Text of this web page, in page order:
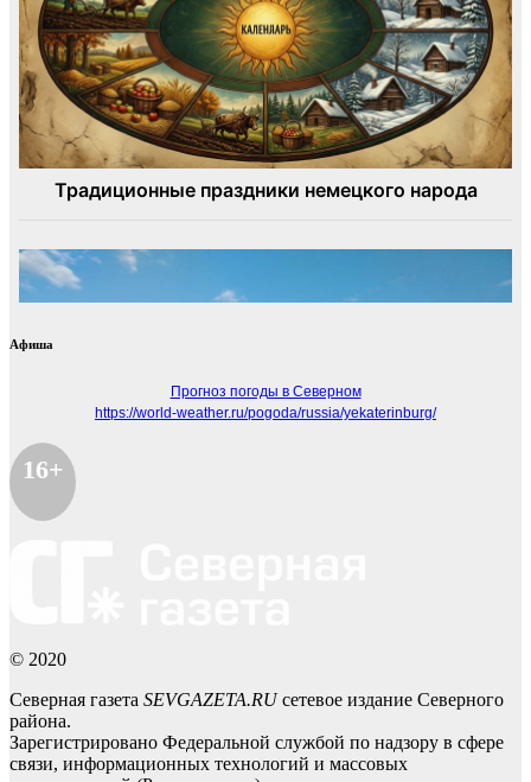
Афиша
Прогноз погоды в Северном
https://world-weather.ru/pogoda/russia/yekaterinburg/
16+
© 2020
Северная газета SEVGAZETA.RUсетевое издание Северного
района.
Зарегистрировано Федеральной службой по надзору в сфере
связи, информационных технологий и массовых